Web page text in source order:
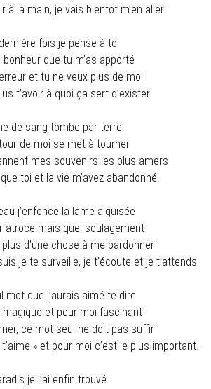
à la main, je vais bientot m’en aller
fois je pense à toi
que tu m’as apporté
et tu ne veux plus de moi
t’avoir à quoi ça sert d’exister
de sang tombe par terre
de moi se met à tourner
mes souvenirs les plus amers
toi et la vie m’avez abandonné.
j’enfonce la lame aiguisée
atroce mais quel soulagement
d’une chose à me pardonner
je te surveille, je t’écoute et je t’attends
mot que j’aurais aimé te dire
magique et pour moi fascinant
ce mot seul ne doit pas suffir
» et pour moi c’est le plus important.
je l’ai enfin trouvé